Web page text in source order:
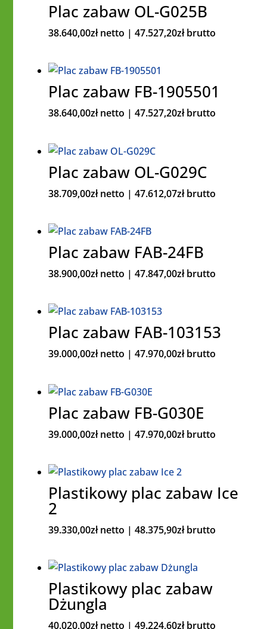
Plac zabaw OL-G025B
38.640,00zł netto | 47.527,20złbrutto
Plac zabaw FB-1905501
38.640,00zł netto | 47.527,20złbrutto
Plac zabaw OL-G029C
38.709,00zł netto | 47.612,07złbrutto
Plac zabaw FAB-24FB
38.900,00zł netto | 47.847,00złbrutto
Plac zabaw FAB-103153
39.000,00zł netto | 47.970,00złbrutto
Plac zabaw FB-G030E
39.000,00zł netto | 47.970,00złbrutto
Plastikowy plac zabaw Ice
2
39.330,00zł netto | 48.375,90złbrutto
Plastikowy plac zabaw
Dżungla
40.020,00zł netto | 49.224,60złbrutto